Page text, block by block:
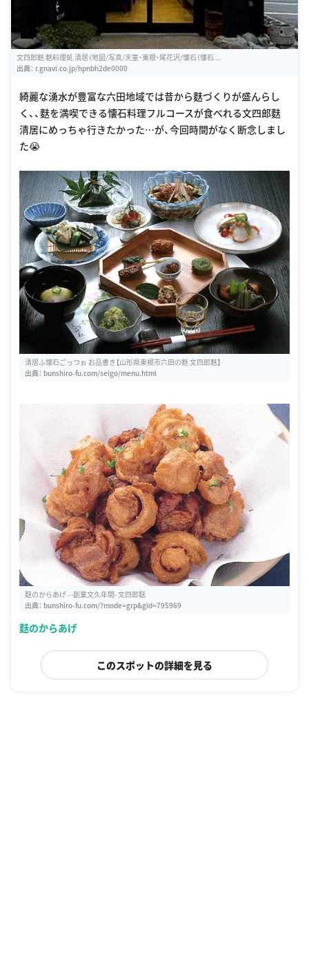
文四郎麩 麩料理処 清居（地図/写真/天童・東根・尾花沢/懐石（懐石 ...
出典： r.gnavi.co.jp/hpnbh2de0000
綺麗な湧水が豊富な六田地域では昔から麩づくりが盛んらし
く、、麩を満喫できる懐石料理フルコースが食べれる文四郎麩
清居にめっちゃ行きたかった…が、今回時間がなく断念しまし
た😭
清居ふ懐石ごっつぉ お品書き【山形県東根市六田の麩 文四郎麩】
出典： bunshiro-fu.com/seigo/menu.html
麸のからあげ - -創業文久年間- 文四郎麸
出典： bunshiro-fu.com/?mode=grp&gid=795969
麩のからあげ
このスポットの詳細を見る